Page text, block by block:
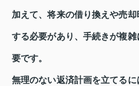
加えて、将来の借り換えや売
する必要があり、手続きが複
要です。
無理のない返済計画を立てる